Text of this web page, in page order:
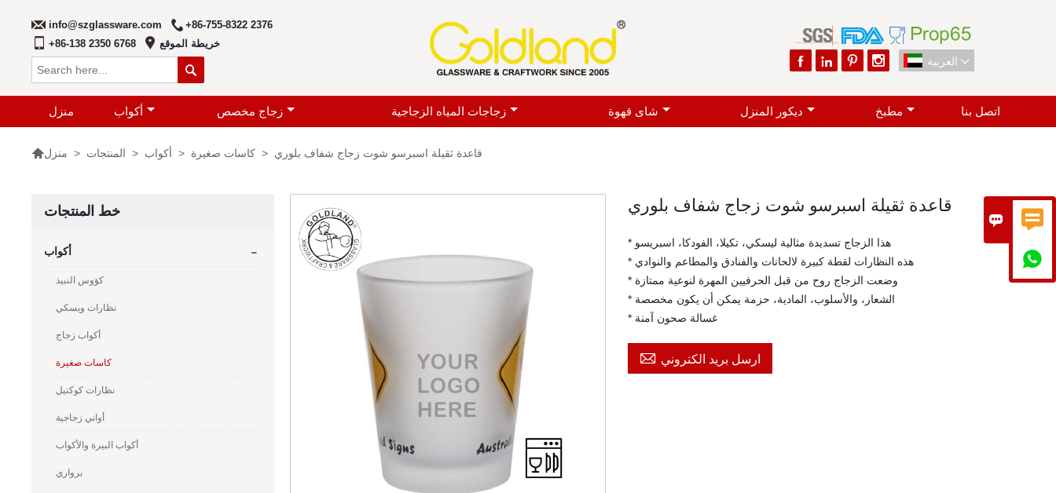
 

info@szglassware.com
+86-755-8322 2376
+86-138 2350 6768
خريطة الموقع
     العربية 
منزل أكواب زجاج مخصص زجاجات المياه الزجاجية شاى قهوة ديكور المنزل مطبخ اتصل بنا
منزل > المنتجات > أكواب > كاسات صغيرة > قاعدة ثقيلة اسبرسو شوت زجاج شفاف بلوري
قاعدة ثقيلة اسبرسو شوت زجاج شفاف بلوري
* هذا الزجاج تسديدة مثالية ليسكي، تكيلا، الفودكا، اسبريسو
* هذه النظارات لقطة كبيرة لالحانات والفنادق والمطاعم والنوادي
* وضعت الزجاج روح من قبل الحرفيين المهرة لنوعية ممتازة
* الشعار، والأسلوب، المادية، حزمة يمكن أن يكون مخصصة
* غسالة صحون آمنة
 ارسل بريد الكتروني
خط المنتجات
- أكواب
كؤوس النبيذ
نظارات ويسكي
أكواب زجاج
كاسات صغيرة
نظارات كوكتيل
أواني زجاجية
أكواب البيرة والأكواب
برواري